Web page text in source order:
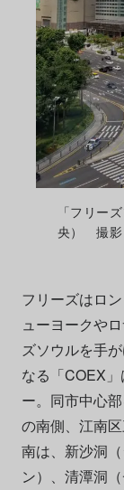
「フリー
央） 撮影
フリーズはロ
ューヨークや
ズソウルを手
なる「COEX
ー。同市中心
の南側、江南
南は、新沙洞
ン）、清潭洞